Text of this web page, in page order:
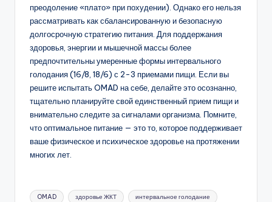
преодоление «плато» при похудении). Однако его нельзя
рассматривать как сбалансированную и безопасную
долгосрочную стратегию питания. Для поддержания
здоровья, энергии и мышечной массы более
предпочтительны умеренные формы интервального
голодания (16/8, 18/6) с 2-3 приемами пищи. Если вы
решите испытать OMAD на себе, делайте это осознанно,
тщательно планируйте свой единственный прием пищи и
внимательно следите за сигналами организма. Помните,
что оптимальное питание — это то, которое поддерживает
ваше физическое и психическое здоровье на протяжении
многих лет.
Метки:
OMAD здоровье ЖКТ интервальное голодание